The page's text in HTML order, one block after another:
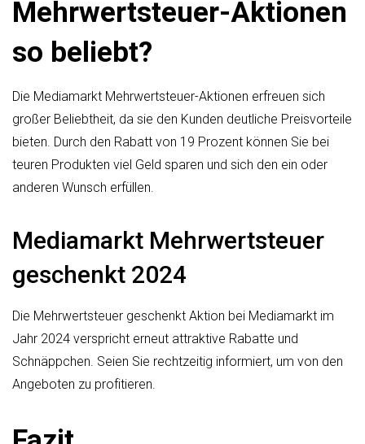
Mehrwertsteuer-Aktionen
so beliebt?
Die Mediamarkt Mehrwertsteuer-Aktionen erfreuen sich
großer Beliebtheit, da sie den Kunden deutliche Preisvorteile
bieten. Durch den Rabatt von 19 Prozent können Sie bei
teuren Produkten viel Geld sparen und sich den ein oder
anderen Wunsch erfüllen.
Mediamarkt Mehrwertsteuer
geschenkt 2024
Die Mehrwertsteuer geschenkt Aktion bei Mediamarkt im
Jahr 2024 verspricht erneut attraktive Rabatte und
Schnäppchen. Seien Sie rechtzeitig informiert, um von den
Angeboten zu profitieren.